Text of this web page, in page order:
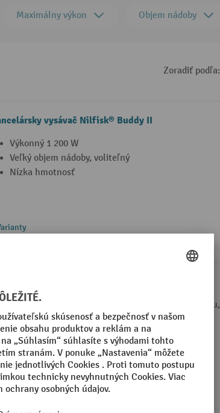
Maximálny výkon Objem nádoby
Zoradiť podľa:
vysávač Nilfisk® Buddy II
Výkonný 1 200 W
Veľký objem nádoby, voliteľný
Nízka hmotnosť
Maximálna mobilita a voľnosť vďaka bezdrôtovému,
ergonomickému operadlu
Dlhá prevádzka až 60 minút
Krátka doba nabíjania cca 40 minút